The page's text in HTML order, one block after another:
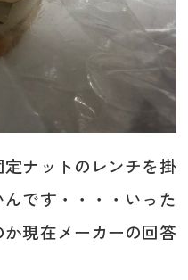
ナットのレンチを掛
です・・・・いった
現在メーカーの回答